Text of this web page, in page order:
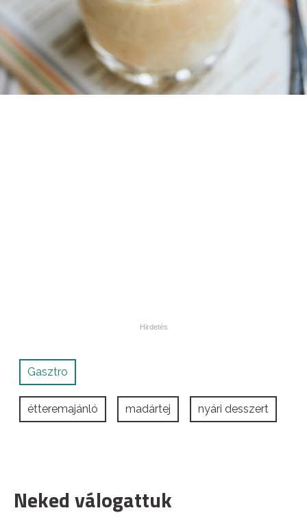
Gasztro
étteremajánló madártej nyári desszert
Neked válogattuk